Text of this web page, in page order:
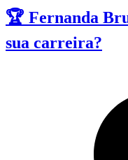
🏆 Fernanda
sua carreira?